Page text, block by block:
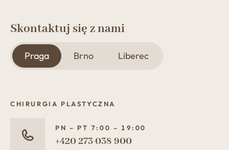
Skontaktuj się z nami
Praga Brno Liberec
CHIRURGIA PLASTYCZNA
PN – PT 7:00 – 19:00
+420 273 038 900